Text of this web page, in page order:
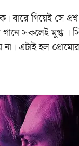
বারে গিয়েই সে
সকলেই মুগ্ধ ।
না। এটাই হল